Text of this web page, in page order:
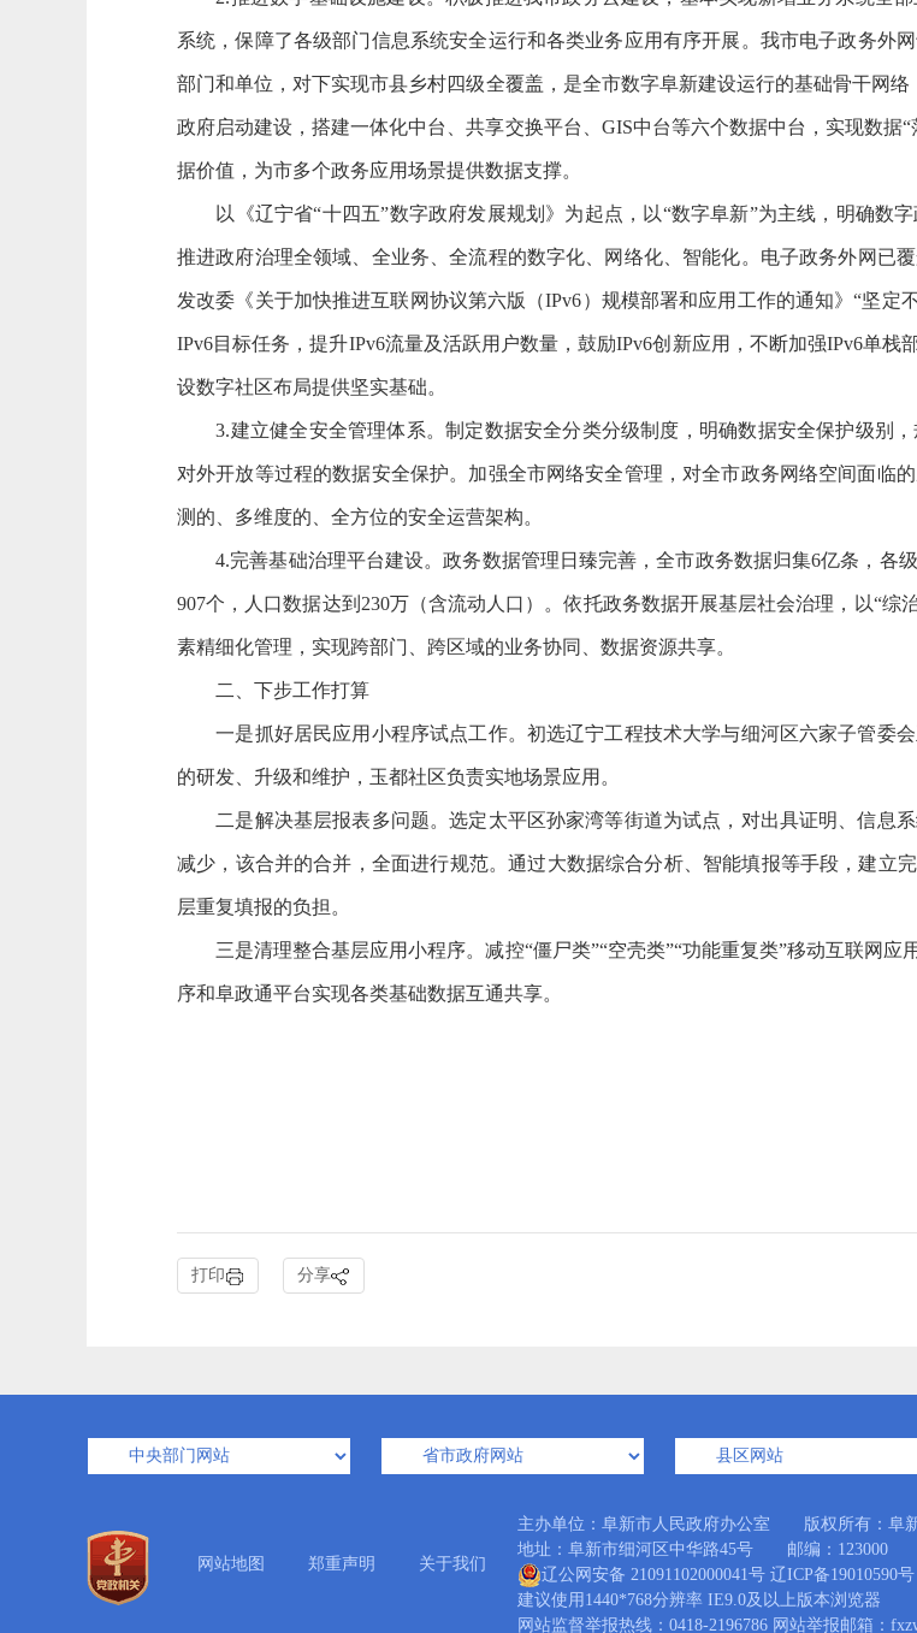
系统，保障了各级部门信息系统安全运行和各类业务应用有序开展。我市电子政务外
部门和单位，对下实现市县乡村四级全覆盖，是全市数字阜新建设运行的基础骨干网
政府启动建设，搭建一体化中台、共享交换平台、GIS中台等六个数据中台，实现数据
据价值，为市多个政务应用场景提供数据支撑。
以《辽宁省“十四五”数字政府发展规划》为起点，以“数字阜新”为主线，明确数字
推进政府治理全领域、全业务、全流程的数字化、网络化、智能化。电子政务外网已
发改委《关于加快推进互联网协议第六版（IPv6）规模部署和应用工作的通知》“坚定
IPv6目标任务，提升IPv6流量及活跃用户数量，鼓励IPv6创新应用，不断加强IPv6单
设数字社区布局提供坚实基础。
3.建立健全安全管理体系。制定数据安全分类分级制度，明确数据安全保护级别，
对外开放等过程的数据安全保护。加强全市网络安全管理，对全市政务网络空间面临
测的、多维度的、全方位的安全运营架构。
4.完善基础治理平台建设。政务数据管理日臻完善，全市政务数据归集6亿条，各
907个，人口数据达到230万（含流动人口）。依托政务数据开展基层社会治理，以“
素精细化管理，实现跨部门、跨区域的业务协同、数据资源共享。
二、下步工作打算
一是抓好居民应用小程序试点工作。初选辽宁工程技术大学与细河区六家子管委
的研发、升级和维护，玉都社区负责实地场景应用。
二是解决基层报表多问题。选定太平区孙家湾等街道为试点，对出具证明、信息
减少，该合并的合并，全面进行规范。通过大数据综合分析、智能填报等手段，建立
层重复填报的负担。
三是清理整合基层应用小程序。减控“僵尸类”“空壳类”“功能重复类”移动互联网应
序和阜政通平台实现各类基础数据互通共享。
打印 分享
网站地图 郑重声明 关于我们
主办单位：阜新市人民政府办公室 版权所有：阜
地址：阜新市细河区中华路45号 邮编：123000
辽公网安备 21091102000041号 辽ICP备19010590号
建议使用1440*768分辨率 IE9.0及以上版本浏览器
网站监督举报热线：0418-2196786 网站举报邮箱：